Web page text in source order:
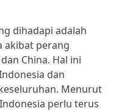
dihadapi adalah
akibat perang
China. Hal ini
dan
Menurut
perlu terus